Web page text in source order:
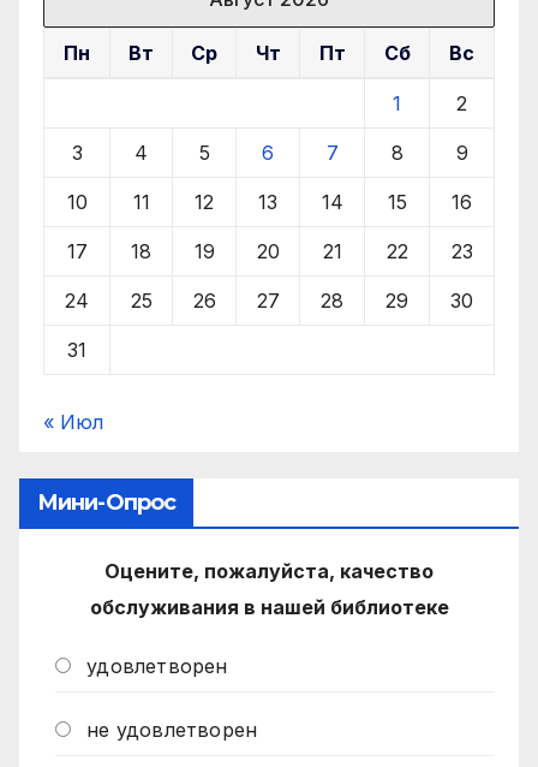
Пн Вт Ср Чт Пт Сб Вс
1 2
3 4 5 6 7 8 9
10 11 12 13 14 15 16
17 18 19 20 21 22 23
24 25 26 27 28 29 30
31
« Июл
Мини-Опрос
Оцените, пожалуйста, качество
обслуживания в нашей библиотеке
удовлетворен
не удовлетворен